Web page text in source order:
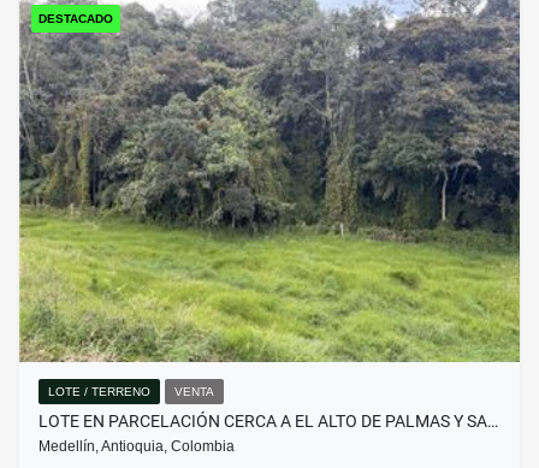
DESTACADO
LOTE / TERRENO VENTA
LOTE EN PARCELACIÓN CERCA A EL ALTO DE PALMAS Y SA…
Medellín, Antioquia, Colombia